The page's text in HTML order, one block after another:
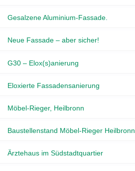
Gesalzene Aluminium-Fassade.
Neue Fassade – aber sicher!
G30 – Elox(s)anierung
Eloxierte Fassadensanierung
Möbel-Rieger, Heilbronn
Baustellenstand Möbel-Rieger Heilbronn
Ärztehaus im Südstadtquartier